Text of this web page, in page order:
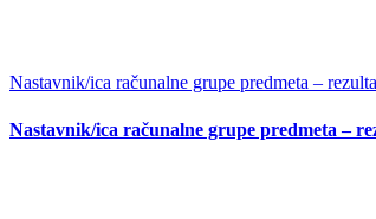
Nastavnik/ica računalne grupe predmeta –
Nastavnik/ica računalne grupe predmeta –